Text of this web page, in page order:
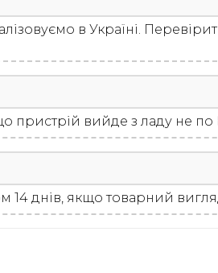
в Україні.
пристрій вийде з ладу не
днів, якщо товарний